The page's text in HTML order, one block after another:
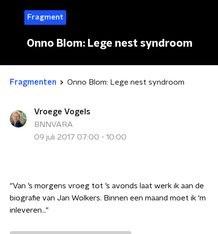
Fragment
Onno Blom: Lege nest syndroom
Fragmenten Onno Blom: Lege nest syndroom
Vroege Vogels
BNNVARA
09 juli 2017 07:00 - 10:00
"Van ’s morgens vroeg tot ’s avonds laat werk ik aan de
biografie van Jan Wolkers. Binnen een maand moet ik ‘m
inleveren..."